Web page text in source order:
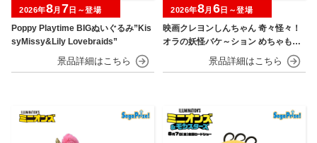
Poppy Playtime BIGぬいぐるみ”Kis
syMissy&Lily Lovebraids”
2026年8月 7 日～登場
映画クレヨンしんちゃん 奇々怪々！
オラの妖怪バケ～ション めちゃもふ
ぐっとぬいぐるみ～おすわりポーズ
2026年8月 6 日～登場